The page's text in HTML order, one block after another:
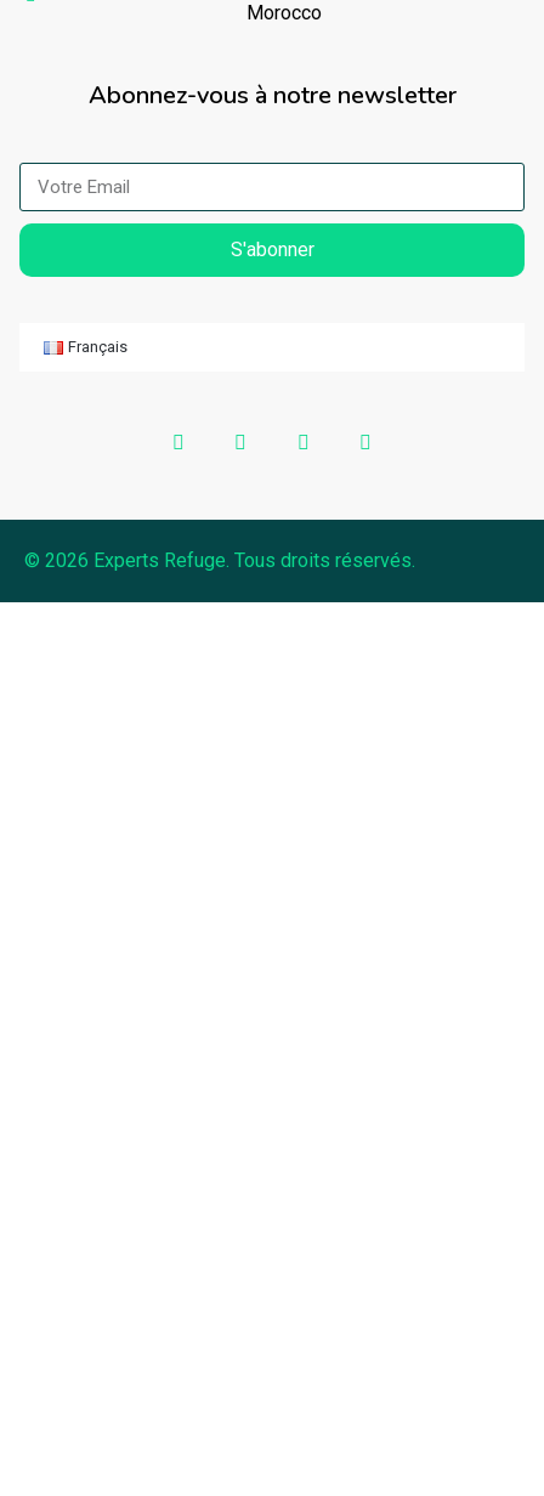
Morocco
Abonnez-vous à notre newsletter
S'abonner
Français
© 2026 Experts Refuge. Tous droits réservés.